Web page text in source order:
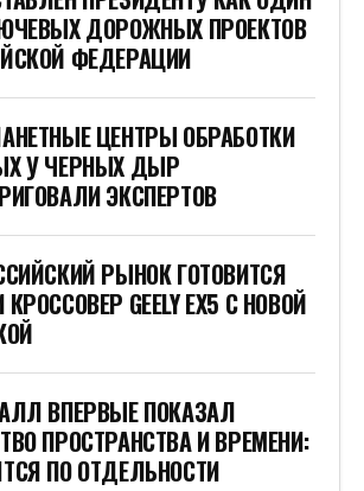
ДОРОЖНЫХ ПРОЕКТОВ
ФЕДЕРАЦИИ
ЦЕНТРЫ ОБРАБОТКИ
У ЧЕРНЫХ ДЫР
ЭКСПЕРТОВ
РЫНОК ГОТОВИТСЯ
GEELY EX5 С НОВОЙ
ВПЕРВЫЕ ПОКАЗАЛ
ПРОСТРАНСТВА И ВРЕМЕНИ:
ПО ОТДЕЛЬНОСТИ